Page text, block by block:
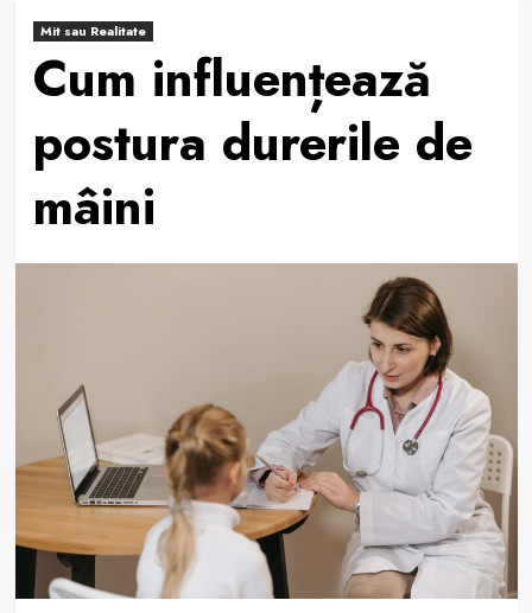
Mit sau Realitate
Cum influențează
postura durerile de
mâini